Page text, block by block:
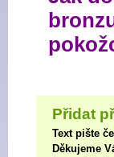
Přidat
Text pište
Děkujeme